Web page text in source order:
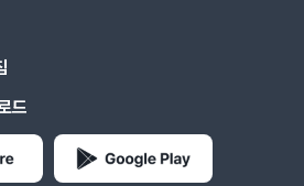
드